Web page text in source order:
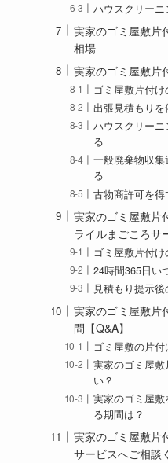
ハウスクリー
実家のゴミ屋敷片
相場
実家のゴミ屋敷片
ゴミ屋敷片付
出張見積もり
ハウスクリー
る
一般廃棄物収
る
古物商許可を
実家のゴミ屋敷片
ライルまごころサ
ゴミ屋敷片付
24時間365日い
見積もり提示
実家のゴミ屋敷片
問【Q&A】
ゴミ屋敷の片
実家のゴミ屋
い？
実家のゴミ屋
る期間は？
実家のゴミ屋敷片
サービスへご相談